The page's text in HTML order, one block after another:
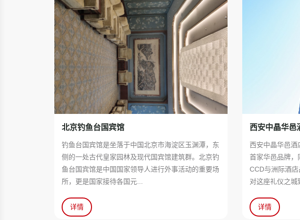
北京钓鱼台国宾馆
钓鱼台国宾馆是坐落于中国北京市海淀区玉渊潭，东
侧的一处古代皇家园林及现代国宾馆建筑群。北京钓
鱼台国宾馆是中国国家领导人进行外事活动的重要场
所，更是国家接待各国元...
详情
西安中晶华邑
西安中晶华邑酒
首家华邑品牌，
CCD与洲际酒
对这座礼仪之城
详情